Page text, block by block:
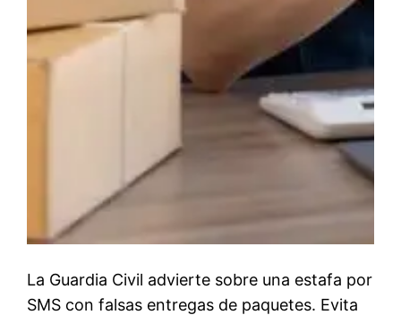
La Guardia Civil advierte sobre una estafa por
SMS con falsas entregas de paquetes. Evita